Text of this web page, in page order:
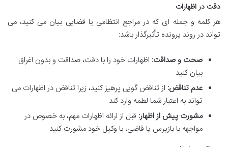
دقت در اظهارات
هر کلمه و جمله ای که در مراجع انتظامی یا قضایی بیان می کنید، می
تواند در روند پرونده تأثیرگذار باشد:
صحت و صداقت: اظهارات خود را با دقت، صداقت و بدون اغراق
بیان کنید.
عدم تناقض: از تناقض گویی پرهیز کنید، زیرا تناقض در اظهارات می
تواند به اعتبار شما لطمه وارد کند.
مشورت پیش از اظهار: قبل از ارائه اظهارات مهم، به خصوص در
مواجهه با بازپرس یا قاضی، با وکیل خود مشورت کنید.